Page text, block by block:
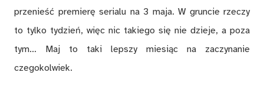
przenieść premierę serialu na 3 maja. W gruncie rzeczy
to tylko tydzień, więc nic takiego się nie dzieje, a poza
tym… Maj to taki lepszy miesiąc na zaczynanie
czegokolwiek.